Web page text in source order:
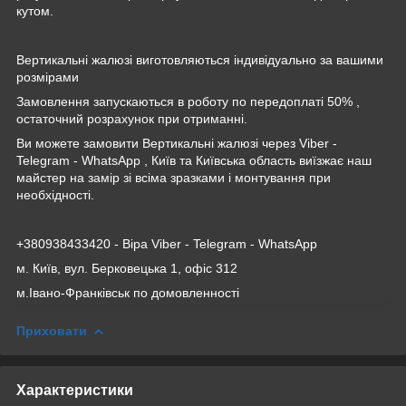
кутом.
Вертикальні жалюзі виготовляються індивідуально за вашими
розмірами
Замовлення запускаються в роботу по передоплаті 50% ,
остаточний розрахунок при отриманні.
Ви можете замовити Вертикальні жалюзі через Viber -
Telegram - WhatsApp , Київ та Київська область виїзжає наш
майстер на замір зі всіма зразками і монтування при
необхідності.
+380938433420 - Віра Viber - Telegram - WhatsApp
м. Київ, вул. Берковецька 1, офіс 312
м.Івано-Франківськ по домовленності
Приховати
Характеристики